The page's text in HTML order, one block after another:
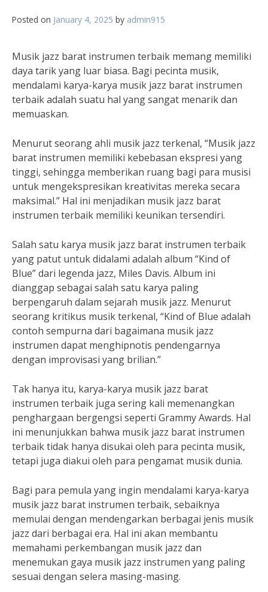
Posted on January 4, 2025 by admin915
Musik jazz barat instrumen terbaik memang memiliki
daya tarik yang luar biasa. Bagi pecinta musik,
mendalami karya-karya musik jazz barat instrumen
terbaik adalah suatu hal yang sangat menarik dan
memuaskan.
Menurut seorang ahli musik jazz terkenal, “Musik jazz
barat instrumen memiliki kebebasan ekspresi yang
tinggi, sehingga memberikan ruang bagi para musisi
untuk mengekspresikan kreativitas mereka secara
maksimal.” Hal ini menjadikan musik jazz barat
instrumen terbaik memiliki keunikan tersendiri.
Salah satu karya musik jazz barat instrumen terbaik
yang patut untuk didalami adalah album “Kind of
Blue” dari legenda jazz, Miles Davis. Album ini
dianggap sebagai salah satu karya paling
berpengaruh dalam sejarah musik jazz. Menurut
seorang kritikus musik terkenal, “Kind of Blue adalah
contoh sempurna dari bagaimana musik jazz
instrumen dapat menghipnotis pendengarnya
dengan improvisasi yang brilian.”
Tak hanya itu, karya-karya musik jazz barat
instrumen terbaik juga sering kali memenangkan
penghargaan bergengsi seperti Grammy Awards. Hal
ini menunjukkan bahwa musik jazz barat instrumen
terbaik tidak hanya disukai oleh para pecinta musik,
tetapi juga diakui oleh para pengamat musik dunia.
Bagi para pemula yang ingin mendalami karya-karya
musik jazz barat instrumen terbaik, sebaiknya
memulai dengan mendengarkan berbagai jenis musik
jazz dari berbagai era. Hal ini akan membantu
memahami perkembangan musik jazz dan
menemukan gaya musik jazz instrumen yang paling
sesuai dengan selera masing-masing.